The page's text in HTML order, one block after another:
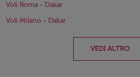
Voli Roma - Dakar
Voli Milano - Dakar
VEDI ALTRO